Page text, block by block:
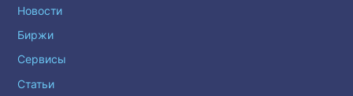
Новости
Биржи
Сервисы
Статьи